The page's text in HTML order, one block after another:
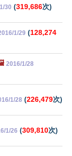
30 (319,686次)
1/29 (128,274
2016/1/28
1/28 (226,479次)
1/26 (309,810次)